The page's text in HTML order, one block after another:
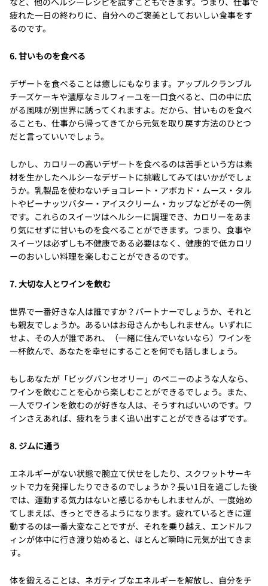
疲れた一日の終わりに、自分へのご褒美としておいしい食事をす
るのです。
6. 甘いものを食べる
デザートを食べることは癒しにもなります。アップルクランブル
チーズケーキや濃厚なミルフィーユを一口食べると、口の中に広
がる風味が別世界に誘ってくれますよ。だから、甘いものを食べ
ることも、仕事から帰ってきてから元気を取り戻す方法のひとつ
だと言っていいでしょう。
しかし、カロリーの高いデザートを食べるのは苦手という方は素
材を生かしたヘルシーなデザートに挑戦してみてはいかがでしょ
うか。乳製品を使わないチョコレート・アボカド・ムース・タル
トやピーナッツバター・アイスクリーム・カップなどがその一例
です。これらのスイーツはヘルシーに調理でき、カロリーをあま
り気にせずに甘いものを食べることができます。つまり、食事や
スイーツは必ずしも不健康である必要はなく、健康的で低カロリ
ーのおいしい料理を楽しむことができるのです。
7. 大切な人とワインを飲む
世界で一番好きな人は誰ですか？パートナーでしょうか、それと
も親友でしょうか。あるいはお母さんかもしれません。いずれに
せよ、その人が誰であれ、（一緒に住んでいないなら）ワインを
一杯飲んで、あなたを幸せにすることを何でも話しましょう。
もしあなたが「ビッグバンセオリー」のペニーのような人なら、
ワインを飲むことを心から楽しむことができるでしょう。また、
一人でワインを飲むのが好きな人は、そうすればいいのです。ワ
インさえあれば、疲れをうまく追い出すことができるはずです。
8. ジムに通う
エネルギーがない状態で腕立て伏せをしたり、スクワットサーキ
ットで力を発揮したりできるのでしょうか？長い1日を過ごした後
では、運動する気力はないと感じるかもしれませんが、一度始め
てしまえば、きっとできるようになります。疲れているときに運
動するのは一番大変なことですが、それを乗り越え、エンドルフ
ィンが体中に行き渡り始めると、ほとんど瞬時に元気が出てきま
す。
体を鍛えることは、ネガティブなエネルギーを解放し、自分をチ